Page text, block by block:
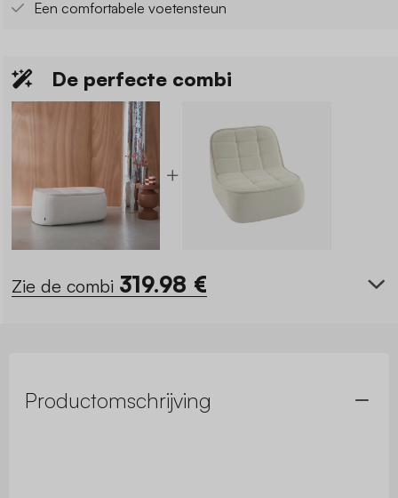
Een comfortabele voetensteun
De perfecte combi
Zie de combi 319.98 €
Productomschrijving